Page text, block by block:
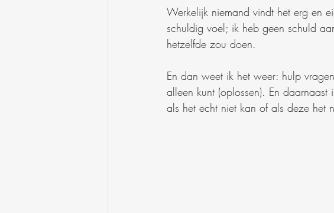
Werkelijk niemand vindt het erg en
schuldig voel; ik heb geen schuld
hetzelfde zou doen.
En dan weet ik het weer: hulp
alleen kunt (oplossen). En
als het echt niet kan of als deze het